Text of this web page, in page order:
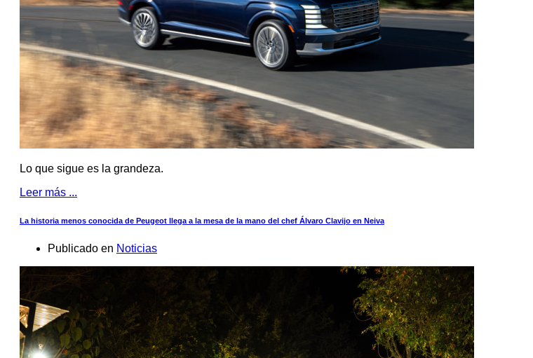
Lo que sigue es la grandeza.
Leer más ...
La historia menos conocida de Peugeot llega a la mesa de la mano del chef Álvaro Clavijo en Neiva
Publicado en Noticias